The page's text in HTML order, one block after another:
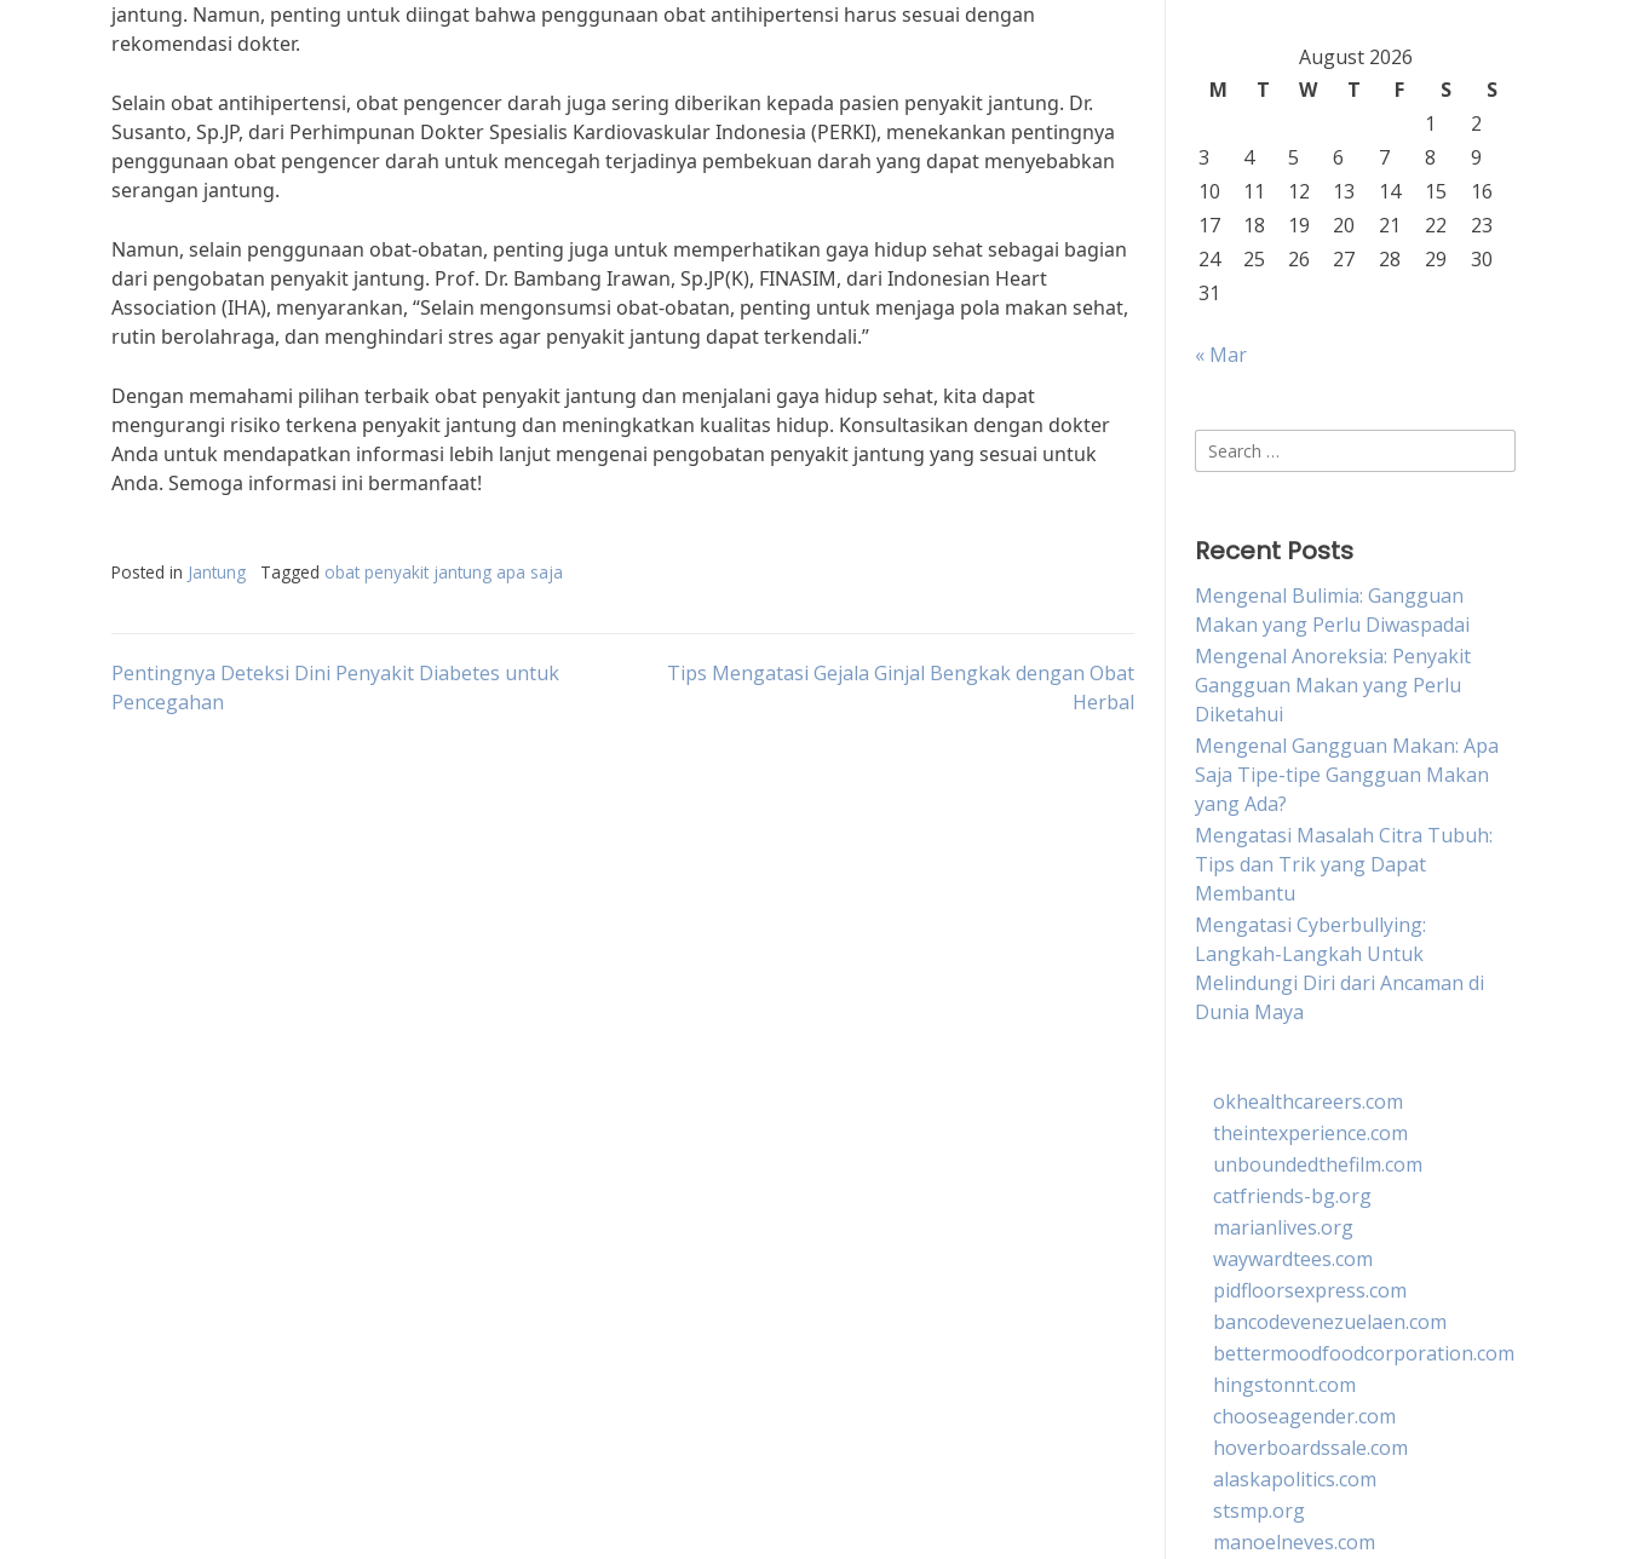
jantung. Namun, penting untuk diingat bahwa penggunaan obat antihipertensi harus sesuai dengan
rekomendasi dokter.
Selain obat antihipertensi, obat pengencer darah juga sering diberikan kepada pasien penyakit jantung. Dr.
Susanto, Sp.JP, dari Perhimpunan Dokter Spesialis Kardiovaskular Indonesia (PERKI), menekankan pentingnya
penggunaan obat pengencer darah untuk mencegah terjadinya pembekuan darah yang dapat menyebabkan
serangan jantung.
Namun, selain penggunaan obat-obatan, penting juga untuk memperhatikan gaya hidup sehat sebagai bagian
dari pengobatan penyakit jantung. Prof. Dr. Bambang Irawan, Sp.JP(K), FINASIM, dari Indonesian Heart
Association (IHA), menyarankan, “Selain mengonsumsi obat-obatan, penting untuk menjaga pola makan sehat,
rutin berolahraga, dan menghindari stres agar penyakit jantung dapat terkendali.”
Dengan memahami pilihan terbaik obat penyakit jantung dan menjalani gaya hidup sehat, kita dapat
mengurangi risiko terkena penyakit jantung dan meningkatkan kualitas hidup. Konsultasikan dengan dokter
Anda untuk mendapatkan informasi lebih lanjut mengenai pengobatan penyakit jantung yang sesuai untuk
Anda. Semoga informasi ini bermanfaat!
Posted in Jantung Tagged obat penyakit jantung apa saja
Post
Pentingnya Deteksi Dini Penyakit Diabetes untuk
Pencegahan
Tips Mengatasi Gejala Ginjal Bengkak dengan Obat
Herbal
August 2026
M
T W T F S
S
1
2
3
4 5 6 7 8
9
10
11 12 13 14 15
16
17
18 19 20 21 22
23
24
25 26 27 28 29
30
31
« Mar
Search
for:
Recent Posts
Mengenal Bulimia: Gangguan
Makan yang Perlu Diwaspadai
Mengenal Anoreksia: Penyakit
Gangguan Makan yang Perlu
Diketahui
Mengenal Gangguan Makan: Apa
Saja Tipe-tipe Gangguan Makan
yang Ada?
Mengatasi Masalah Citra Tubuh:
Tips dan Trik yang Dapat
Membantu
Mengatasi Cyberbullying:
Langkah-Langkah Untuk
Melindungi Diri dari Ancaman di
Dunia Maya
okhealthcareers.com
theintexperience.com
unboundedthefilm.com
catfriends-bg.org
marianlives.org
waywardtees.com
pidfloorsexpress.com
bancodevenezuelaen.com
bettermoodfoodcorporation.com
hingstonnt.com
chooseagender.com
hoverboardssale.com
alaskapolitics.com
stsmp.org
manoelneves.com